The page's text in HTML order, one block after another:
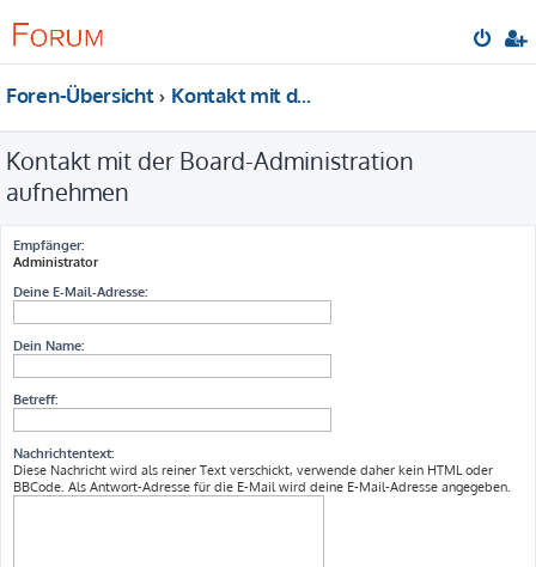
Foren-Übersicht Kontakt mit der Board-Administration aufnehmen
Kontakt mit der Board-Administration
aufnehmen
Empfänger:
Administrator
Deine E-Mail-Adresse:
Dein Name:
Betreff:
Nachrichtentext:
Diese Nachricht wird als reiner Text verschickt, verwende daher kein HTML oder
BBCode. Als Antwort-Adresse für die E-Mail wird deine E-Mail-Adresse angegeben.